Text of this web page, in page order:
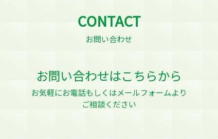
CONTACT
お問い合わせ
お問い合わせはこちらから
お気軽にお電話もしくはメールフォームより
ご相談ください